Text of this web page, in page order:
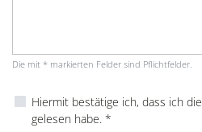
Die mit * markierten Felder sind Pflichtfelder.
Hiermit bestätige ich, dass ich die
gelesen habe. *